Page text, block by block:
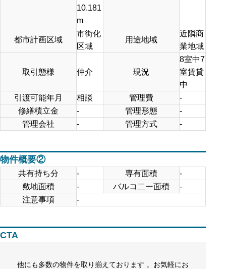
10.181
m
都市計画区域
市街化
区域
用途地域
近隣商
業地域
取引態様 仲介 現況
8室中7
室賃貸
中
引渡可能年月
相談 管理費
-
修繕積立金
- 管理形態
-
管理会社
- 管理方式 -
物件概要②
共有持ち分 - 専有面積
-
敷地面積
- バルコ二ー面積
-
注意事項
-
CTA
他にも多数の物件を取り揃えております 。お気軽にお